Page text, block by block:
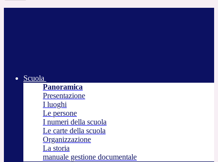
Scuola
Panoramica
Presentazione
I luoghi
Le persone
I numeri della scuola
Le carte della scuola
Organizzazione
La storia
manuale gestione documentale